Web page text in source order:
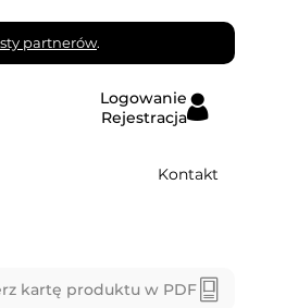
partnerów.
Logowanie
Rejestracja
Kontakt
kartę produktu w PDF